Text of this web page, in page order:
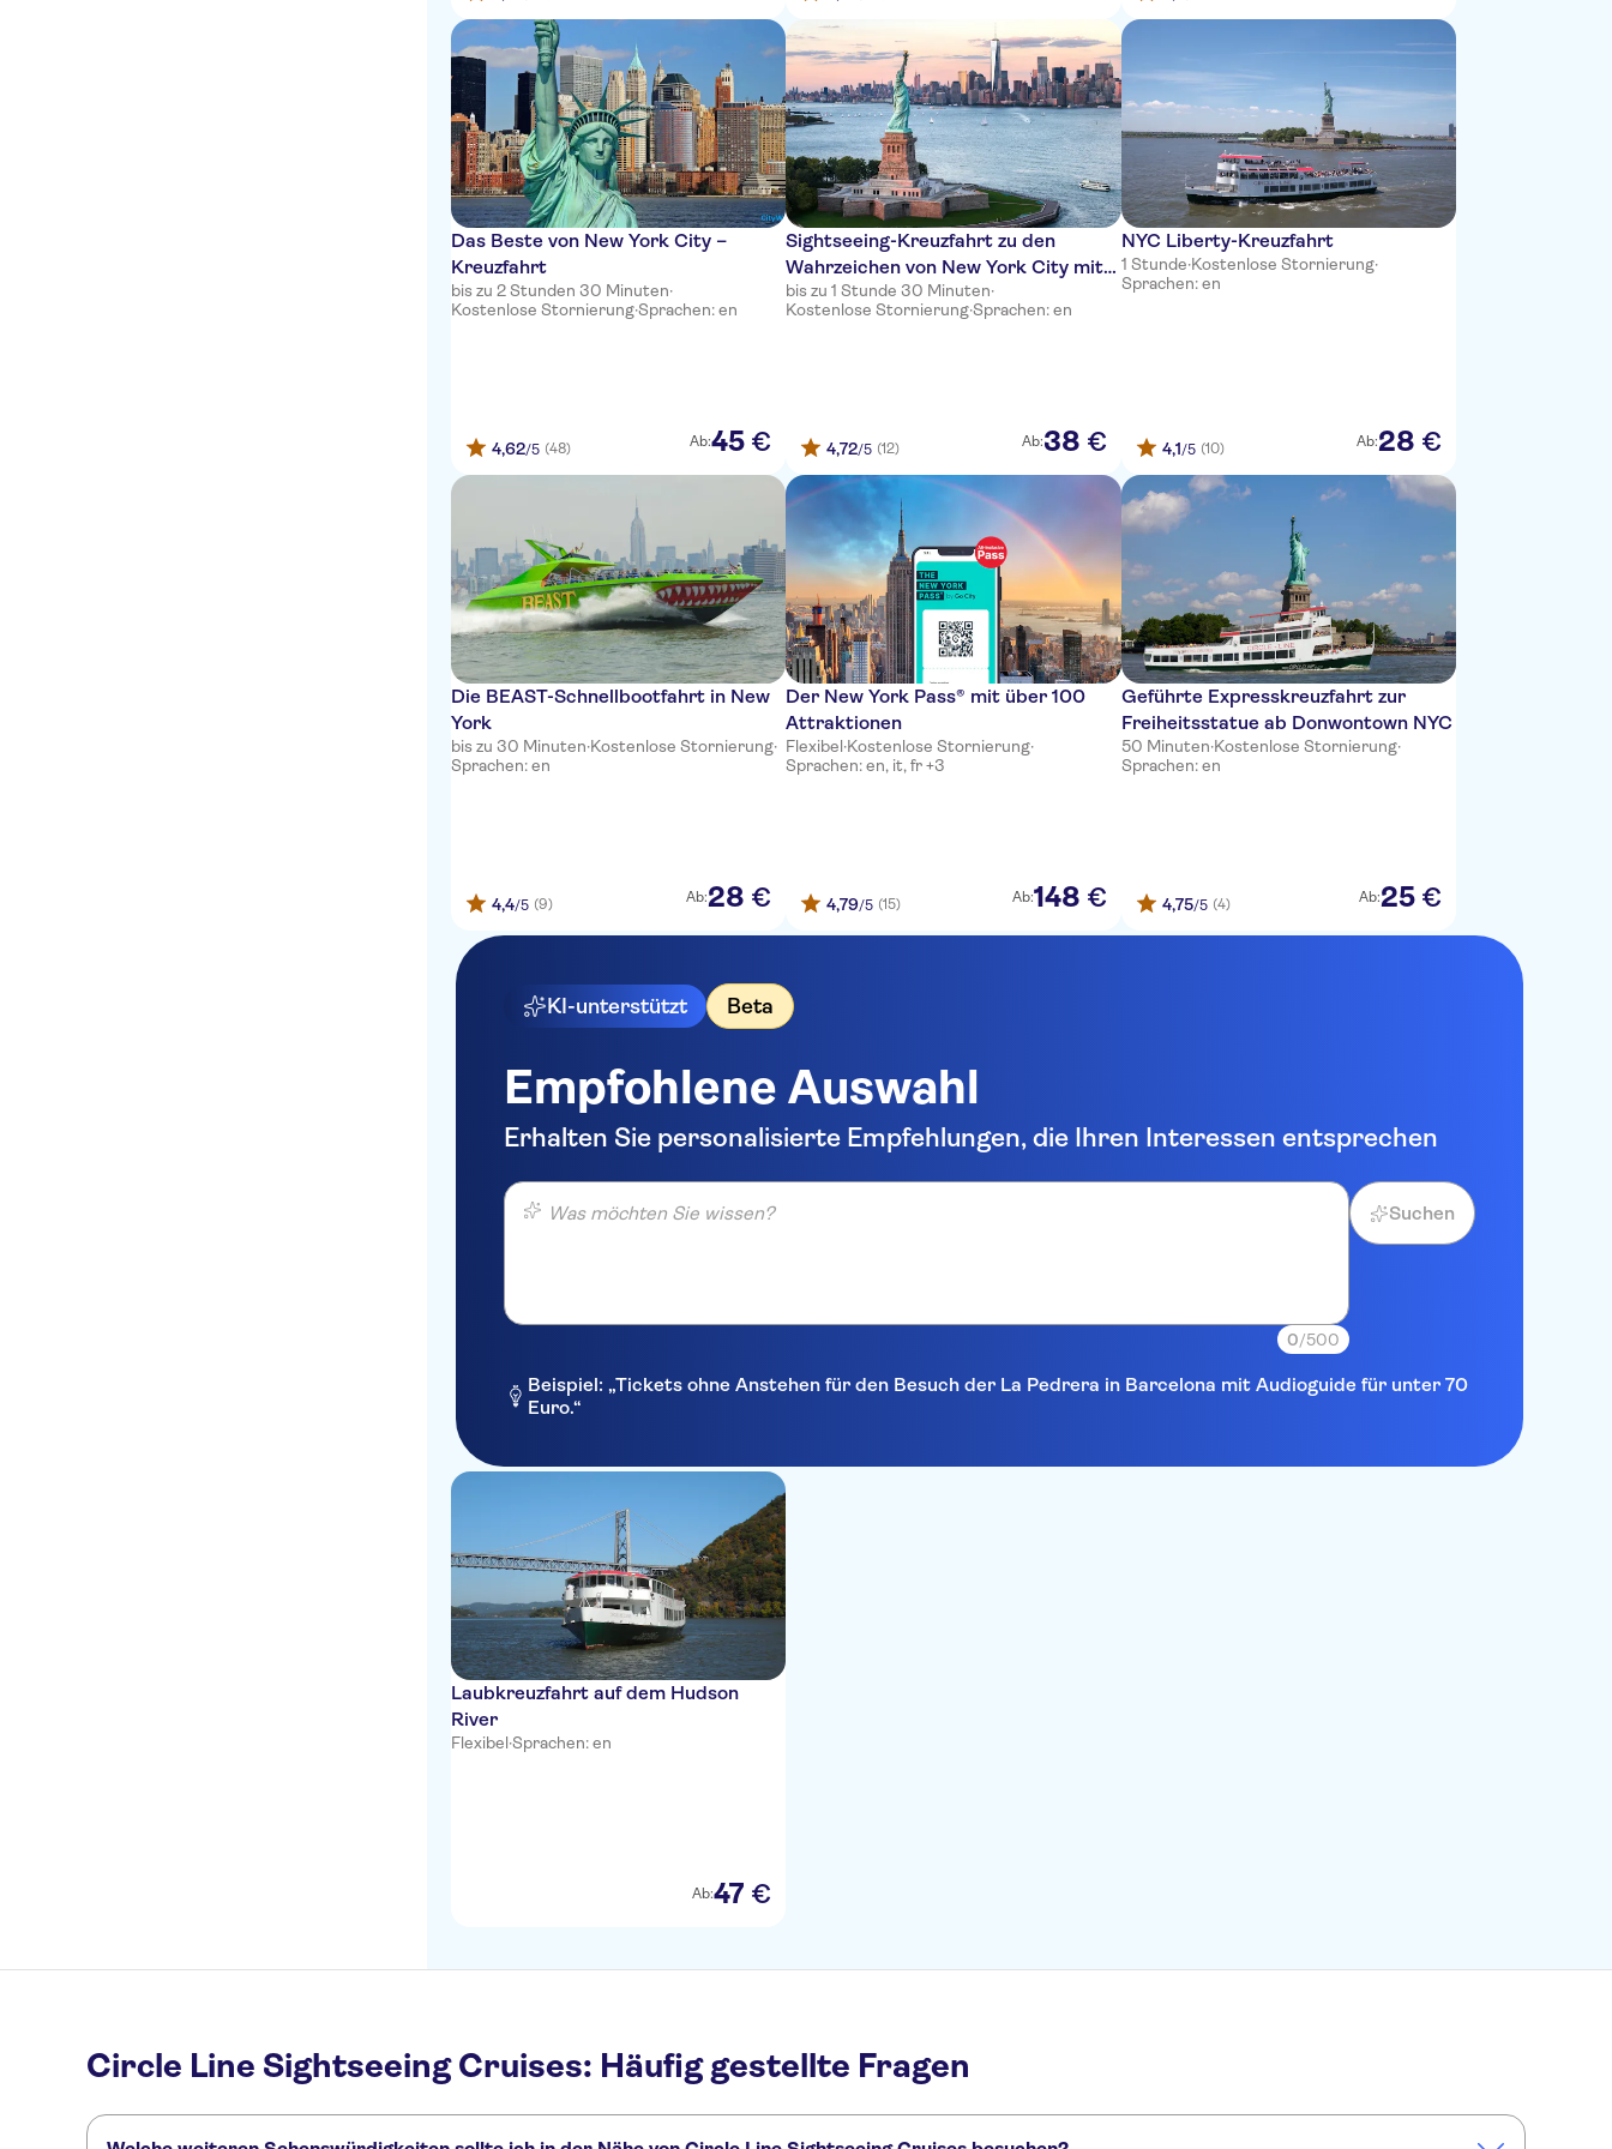
Das Beste von New York City –
Kreuzfahrt
bis zu 2 Stunden 30 Minuten·
Kostenlose Stornierung·Sprachen: en
4,62/5 (48) Ab:45 €
Sightseeing-Kreuzfahrt zu den
Wahrzeichen von New York City mit
Reiseleiter
bis zu 1 Stunde 30 Minuten·
Kostenlose Stornierung·Sprachen: en
4,72/5 (12) Ab:38 €
NYC Liberty-Kreuzfahrt
1 Stunde·Kostenlose Stornierung·
Sprachen: en
4,1/5 (10) Ab:28 €
Die BEAST-Schnellbootfahrt in New
York
bis zu 30 Minuten·Kostenlose Stornierung·
Sprachen: en
4,4/5 (9) Ab:28 €
Der New York Pass® mit über 100
Attraktionen
Flexibel·Kostenlose Stornierung·
Sprachen: en, it, fr +3
4,79/5 (15) Ab:148 €
Geführte Expresskreuzfahrt zur
Freiheitsstatue ab Donwontown NYC
50 Minuten·Kostenlose Stornierung·
Sprachen: en
4,75/5 (4) Ab:25 €
KI-unterstützt Beta
Empfohlene Auswahl
Erhalten Sie personalisierte Empfehlungen, die Ihren Interessen entsprechen
Was möchten Sie wissen?
0/500
Suchen
Beispiel: „Tickets ohne Anstehen für den Besuch der La Pedrera in Barcelona mit Audioguide für unter 70
Euro.“
Laubkreuzfahrt auf dem Hudson
River
Flexibel·Sprachen: en
Ab:47 €
Circle Line Sightseeing Cruises: Häufig gestellte Fragen